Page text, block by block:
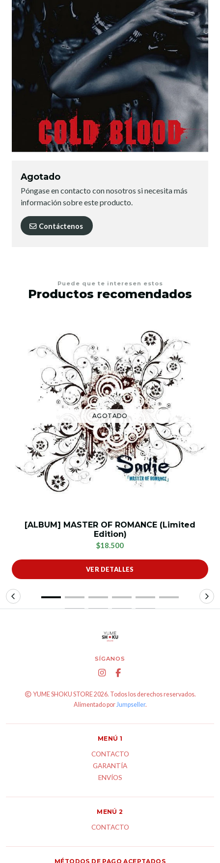
Agotado
Póngase en contacto con nosotros si necesita más
información sobre este producto.
Contáctenos
Puede que te interesen estos
Productos recomendados
AGOTADO
[ALBUM] MASTER OF ROMANCE (Limited
Edition)
$18.500
VER DETALLES
SÍGANOS
YUME SHOKU STORE 2026. Todos los derechos reservados.
Alimentado porJumpseller.
MENÚ 1
CONTACTO
GARANTÍA
ENVÍOS
MENÚ 2
CONTACTO
MÉTODOS DE PAGO ACEPTADOS